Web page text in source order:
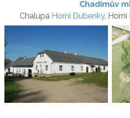
Chadimův
Chalupa Horní Dubenky, Horní